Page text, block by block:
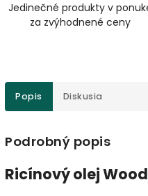
Jedinečné produkty v
za zvýhodnené ceny
Popis Diskusia
Podrobný popis
Ricínový olej